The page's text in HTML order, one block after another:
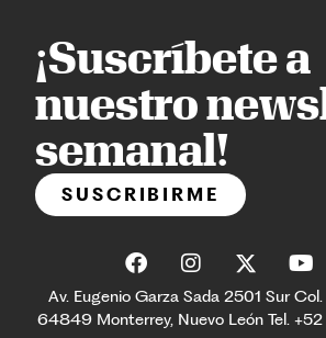
¡Suscríbete a
nuestro
semanal!
SUSCRIBIRME
Av. Eugenio Garza Sada 2501 Sur
64849 Monterrey, Nuevo León Tel.